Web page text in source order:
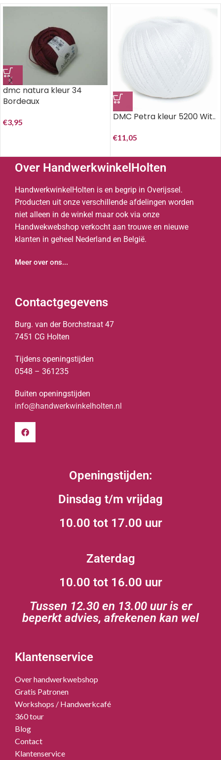
dmc natura kleur 34
Bordeaux
€3,95 DMC Petra kleur 5200 Wit..
€11,05
Over HandwerkwinkelHolten
HandwerkwinkelHolten is en begrip in Overijssel.
Producten uit onze verschillende afdelingen worden
niet alleen in de winkel maar ook via onze
Handwekwebshop verkocht aan trouwe en nieuwe
klanten in geheel Nederland en België.
Meer over ons...
Contactgegevens
Burg. van der Borchstraat 47
7451 CG Holten
Tijdens openingstijden
0548 – 361235
Buiten openingstijden
info@handwerkwinkelholten.nl
Openingstijden:
Dinsdag t/m vrijdag
10.00 tot 17.00 uur
Zaterdag
10.00 tot 16.00 uur
Tussen 12.30 en 13.00 uur is er
beperkt advies, afrekenen kan wel
Klantenservice
Over handwerkwebshop
Gratis Patronen
Workshops / Handwerkcafé
360 tour
Blog
Contact
Klantenservice